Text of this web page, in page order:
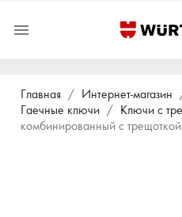

Главная Интернет-магазин
Гаечные ключи
Ключи с
комбинированный с трещоткой